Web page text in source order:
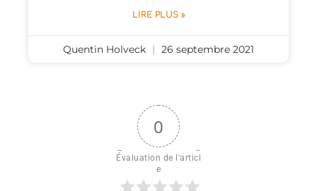
LIRE PLUS »
Quentin Holveck 26 septembre 2021
0
Évaluation de l'articl
e